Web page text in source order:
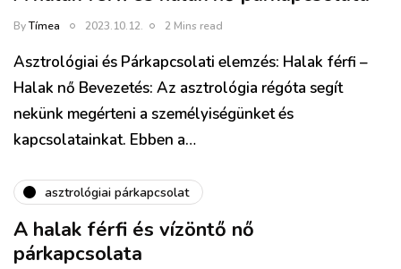
ByTímea 2023.10.12. 2 Mins read
Asztrológiai és Párkapcsolati elemzés: Halak férfi –
Halak nő Bevezetés: Az asztrológia régóta segít
nekünk megérteni a személyiségünket és
kapcsolatainkat. Ebben a…
asztrológiai párkapcsolat
A halak férfi és vízöntő nő
párkapcsolata